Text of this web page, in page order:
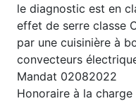
le diagnostic est en
effet de serre classe
par une cuisinière à
convecteurs
Mandat 02082022
Honoraire à la charge